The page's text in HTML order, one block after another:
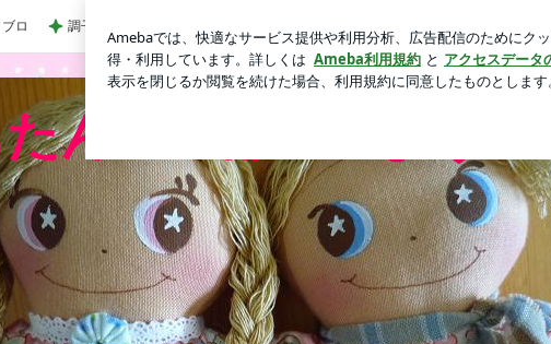
」ミルクアイス | ともたん☆の部屋へようこそ～3
ロ 調子がもうひとつで朝から病院
ん☆の部屋へようこ